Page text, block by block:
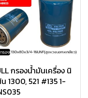
กรองน้ำมันเครื่อง นิ
1300, 521 #135 1-